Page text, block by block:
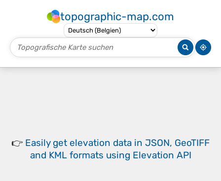
topographic-map.com
👉 Easily get elevation data in JSON, GeoTIFF
and KML formats using Elevation API